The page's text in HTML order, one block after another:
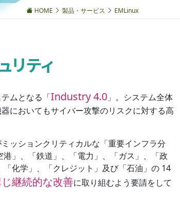
HOME 製品・サービス EMLinux
リティ
ムとなる「Industry 4.0 」。システム全体
においてもサイバー攻撃のリスクに対する高
ッションクリティカルな「重要インフラ分
」、「鉄道」、「電力」、「ガス」、「政
化学」、「クレジット」及び「石油」の 14
継続的な改善に取り組むよう要請をして